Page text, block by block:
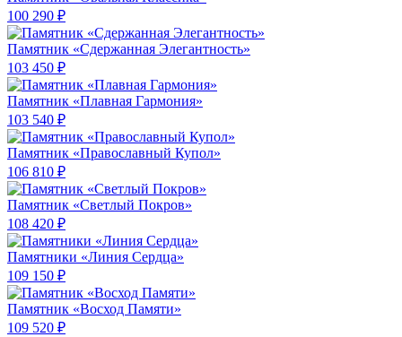
100 290 ₽
Памятник «Сдержанная Элегантность»
103 450 ₽
Памятник «Плавная Гармония»
103 540 ₽
Памятник «Православный Купол»
106 810 ₽
Памятник «Светлый Покров»
108 420 ₽
Памятники «Линия Сердца»
109 150 ₽
Памятник «Восход Памяти»
109 520 ₽